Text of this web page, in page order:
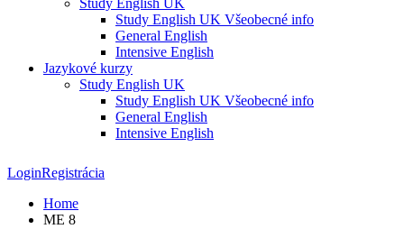
Study English UK
Study English UK Všeobecné info
General English
Intensive English
Jazykové kurzy
Study English UK
Study English UK Všeobecné info
General English
Intensive English
LoginRegistrácia
Home
ME 8